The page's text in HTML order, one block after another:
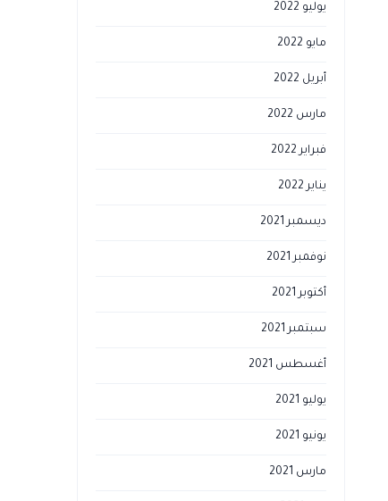
يوليو 2022
مايو 2022
أبريل 2022
مارس 2022
فبراير 2022
يناير 2022
ديسمبر 2021
نوفمبر 2021
أكتوبر 2021
سبتمبر 2021
أغسطس 2021
يوليو 2021
يونيو 2021
مارس 2021